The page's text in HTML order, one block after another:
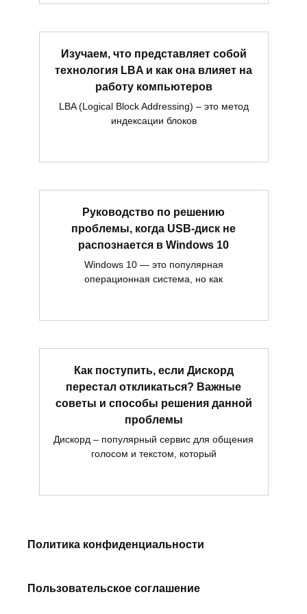
Изучаем, что представляет собой
технология LBA и как она влияет на
работу компьютеров
LBA (Logical Block Addressing) – это метод
индексации блоков
Руководство по решению
проблемы, когда USB-диск не
распознается в Windows 10
Windows 10 — это популярная
операционная система, но как
Как поступить, если Дискорд
перестал откликаться? Важные
советы и способы решения данной
проблемы
Дискорд – популярный сервис для общения
голосом и текстом, который
Политика конфиденциальности
Пользовательское соглашение